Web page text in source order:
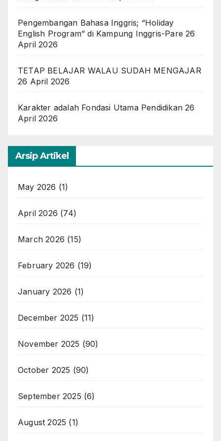
Pengembangan Bahasa Inggris; “Holiday
English Program” di Kampung Inggris-Pare 26
April 2026
TETAP BELAJAR WALAU SUDAH MENGAJAR
26 April 2026
Karakter adalah Fondasi Utama Pendidikan 26
April 2026
Arsip Artikel
May 2026 (1)
April 2026 (74)
March 2026 (15)
February 2026 (19)
January 2026 (1)
December 2025 (11)
November 2025 (90)
October 2025 (90)
September 2025 (6)
August 2025 (1)